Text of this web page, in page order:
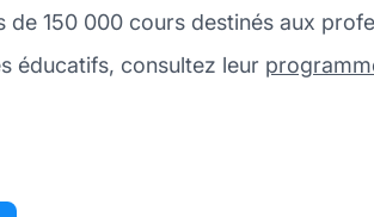
150 000 cours destinés aux
éducatifs, consultez leur